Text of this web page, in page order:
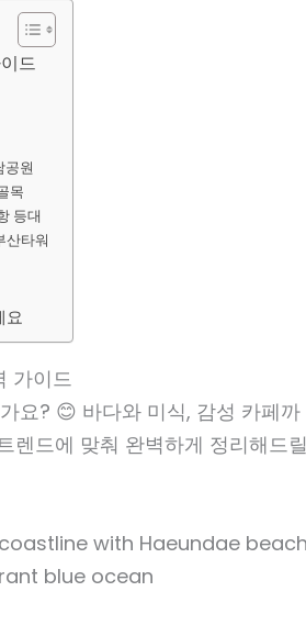
드
원
목
등대
타워
요
가이드
요? 😊 바다와 미식, 감성 카페까
렌드에 맞춰 완벽하게 정리해드릴